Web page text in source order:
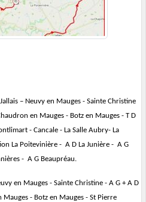
– Neuvy en Mauges - Sainte Christine
en Mauges - Botz en Mauges - T D
- Cancale - La Salle Aubry- La
La Poitevinière - A D La Junière - A G
- A G Beaupréau.
en Mauges - Sainte Christine - A G + A D
- Botz en Mauges - St Pierre